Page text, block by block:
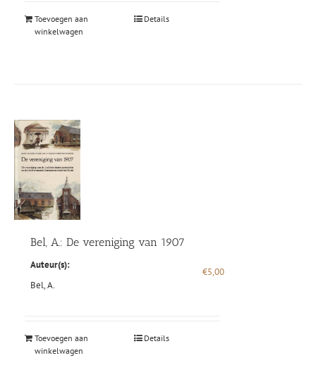
Toevoegen aan
winkelwagen
Details
Bel, A.: De vereniging van 1907
Auteur(s):
Bel, A.
€5,00
Toevoegen aan
winkelwagen
Details